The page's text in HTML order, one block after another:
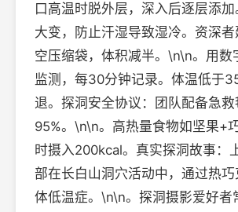
口高温时脱外层，深入后逐层添
大变，防止汗湿导致湿冷。资深
空压缩袋，体积减半。\n\n。用数
监测，每30分钟记录。体温低于
退。探洞安全协议：团队配备急
95%。\n\n。高热量食物如坚果+
时摄入200kcal。真实探洞故事：
部在长白山洞穴活动中，通过热
体低温症。\n\n。探洞摄影爱好者